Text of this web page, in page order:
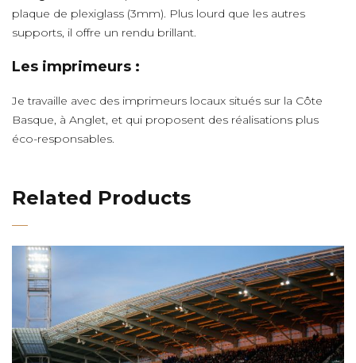
plaque de plexiglass (3mm). Plus lourd que les autres
supports, il offre un rendu brillant.
Les imprimeurs :
Je travaille avec des imprimeurs locaux situés sur la Côte
Basque, à Anglet, et qui proposent des réalisations plus
éco-responsables.
Related Products